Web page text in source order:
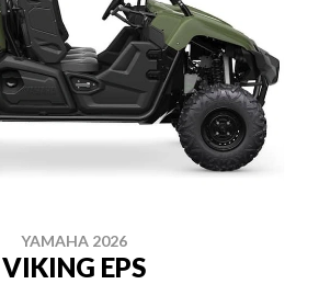
YAMAHA 2026
VIKING EPS